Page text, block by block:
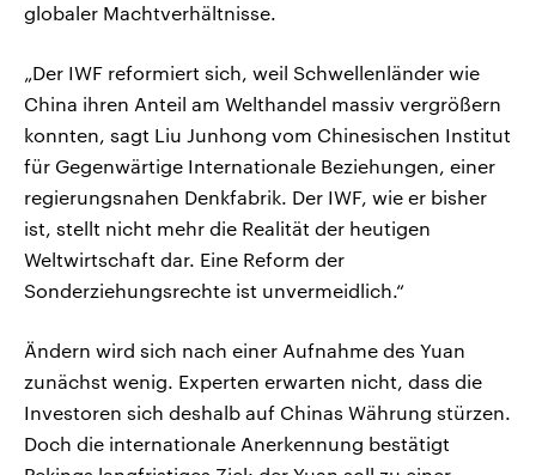
globaler Machtverhältnisse.
„Der IWF reformiert sich, weil Schwellenländer wie
China ihren Anteil am Welthandel massiv vergrößern
konnten, sagt Liu Junhong vom Chinesischen Institut
für Gegenwärtige Internationale Beziehungen, einer
regierungsnahen Denkfabrik. Der IWF, wie er bisher
ist, stellt nicht mehr die Realität der heutigen
Weltwirtschaft dar. Eine Reform der
Sonderziehungsrechte ist unvermeidlich.“
Ändern wird sich nach einer Aufnahme des Yuan
zunächst wenig. Experten erwarten nicht, dass die
Investoren sich deshalb auf Chinas Währung stürzen.
Doch die internationale Anerkennung bestätigt